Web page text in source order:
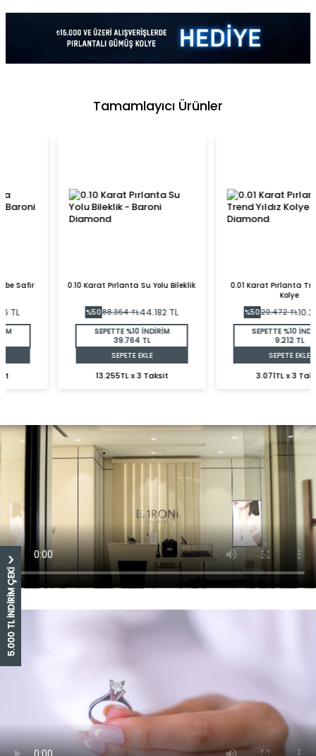
5.000 TL İNDİRİM ÇEKİ
Tamamlayıcı Ürünler
0.10 Karat Pırlanta Su Yolu Bileklik
TL44.182TL
SEPETTE %10 İNDİRİM
13.255TL x 3 Taksit
0.01 Karat Pırlanta Trend Yıldız
TL10.236TL
SEPETTE %10 İNDİRİM
3.071TL x 3 Taksit